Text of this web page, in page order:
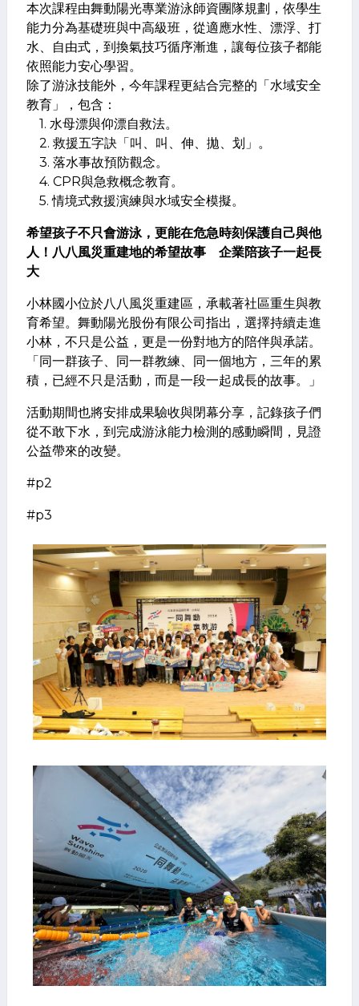
本次課程由舞動陽光專業游泳師資團隊規劃，依學生
能力分為基礎班與中高級班，從適應水性、漂浮、打
水、自由式，到換氣技巧循序漸進，讓每位孩子都能
依照能力安心學習。
除了游泳技能外，今年課程更結合完整的「水域安全
教育」，包含：
1. 水母漂與仰漂自救法。
2. 救援五字訣「叫、叫、伸、拋、划」。
3. 落水事故預防觀念。
4. CPR與急救概念教育。
5. 情境式救援演練與水域安全模擬。
希望孩子不只會游泳，更能在危急時刻保護自己與他
人！八八風災重建地的希望故事 企業陪孩子一起長
大
小林國小位於八八風災重建區，承載著社區重生與教
育希望。舞動陽光股份有限公司指出，選擇持續走進
小林，不只是公益，更是一份對地方的陪伴與承諾。
「同一群孩子、同一群教練、同一個地方，三年的累
積，已經不只是活動，而是一段一起成長的故事。」
活動期間也將安排成果驗收與閉幕分享，記錄孩子們
從不敢下水，到完成游泳能力檢測的感動瞬間，見證
公益帶來的改變。
#p2
#p3